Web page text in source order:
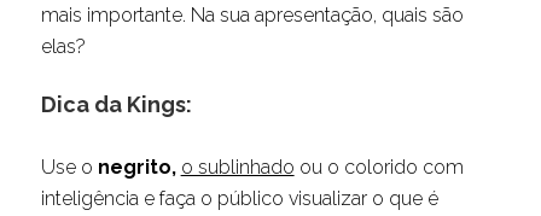
mais importante. Na sua apresentação, quais são
elas?
Dica da Kings:
Use o negrito, o sublinhado ou o colorido com
inteligência e faça o público visualizar o que é